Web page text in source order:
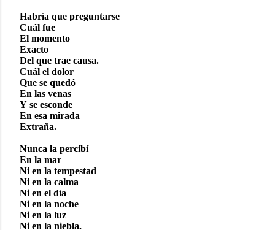
Habría que preguntarse
Cuál fue
El momento
Exacto
Del que trae causa.
Cuál el dolor
Que se quedó
En las venas
Y se esconde
En esa mirada
Extraña.
Nunca la percibí
En la mar
Ni en la tempestad
Ni en la calma
Ni en el día
Ni en la noche
Ni en la luz
Ni en la niebla.